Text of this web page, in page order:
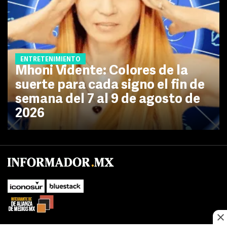
ENTRETENIMIENTO
Mhoni Vidente: Colores de la
suerte para cada signo el fin de
semana del 7 al 9 de agosto de
2026